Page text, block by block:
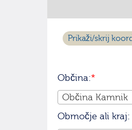
Prikaži/skrij
Občina:*
Občina Kamnik
Območje ali kraj: